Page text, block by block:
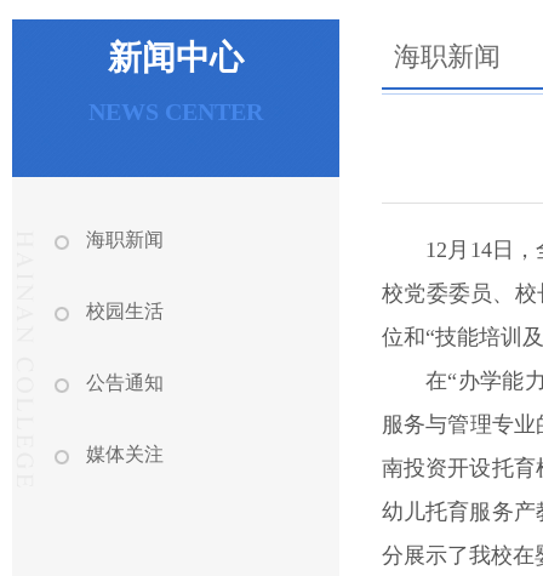
新闻中心
NEWS CENTER
海职新闻
校园生活
公告通知
媒体关注
海职新闻
12月14日
校党委委员、
位和“技能培训
在“办学能
服务与管理专
南投资开设托育
幼儿托育服务
分展示了我校在